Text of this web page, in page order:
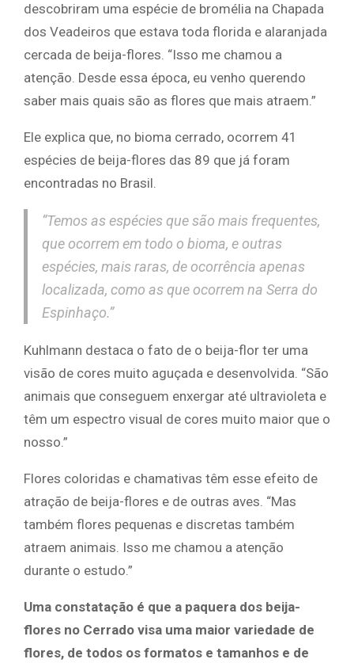
descobriram uma espécie de bromélia na Chapada
dos Veadeiros que estava toda florida e alaranjada
cercada de beija-flores. “Isso me chamou a
atenção. Desde essa época, eu venho querendo
saber mais quais são as flores que mais atraem.”
Ele explica que, no bioma cerrado, ocorrem 41
espécies de beija-flores das 89 que já foram
encontradas no Brasil.
“Temos as espécies que são mais frequentes,
que ocorrem em todo o bioma, e outras
espécies, mais raras, de ocorrência apenas
localizada, como as que ocorrem na Serra do
Espinhaço.”
Kuhlmann destaca o fato de o beija-flor ter uma
visão de cores muito aguçada e desenvolvida. “São
animais que conseguem enxergar até ultravioleta e
têm um espectro visual de cores muito maior que o
nosso.”
Flores coloridas e chamativas têm esse efeito de
atração de beija-flores e de outras aves. “Mas
também flores pequenas e discretas também
atraem animais. Isso me chamou a atenção
durante o estudo.”
Uma constatação é que a paquera dos beija-
flores no Cerrado visa uma maior variedade de
flores, de todos os formatos e tamanhos e de